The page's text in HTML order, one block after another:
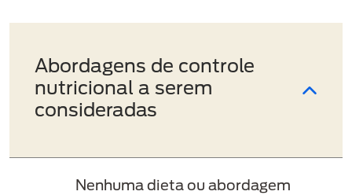
Abordagens de controle
nutricional a serem
consideradas
Nenhuma dieta ou abordagem